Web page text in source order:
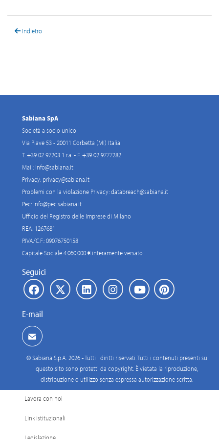
Indietro
Sabiana SpA
Società a socio unico
Via Piave 53 - 20011 Corbetta (MI) Italia
T. +39 02 97203 1 r.a. - F. +39 02 9777282
Mail: info@sabiana.it
Privacy: privacy@sabiana.it
Problemi con la violazione Privacy:databreach@sabiana.it
Pec: info@pec.sabiana.it
Ufficio del Registro delle Imprese di Milano
REA: 1267681
P.IVA/C.F.: 09076750158
Capitale Sociale 4.060.000 € interamente versato
Seguici
E-mail
© Sabiana S.p.A. 2026 - Tutti i diritti riservati. Tutti i contenuti presenti su
questo sito sono protetti da copyright. È vietata la riproduzione,
distribuzione o utilizzo senza espressa autorizzazione scritta.
Lavora con noi
Link istituzionali